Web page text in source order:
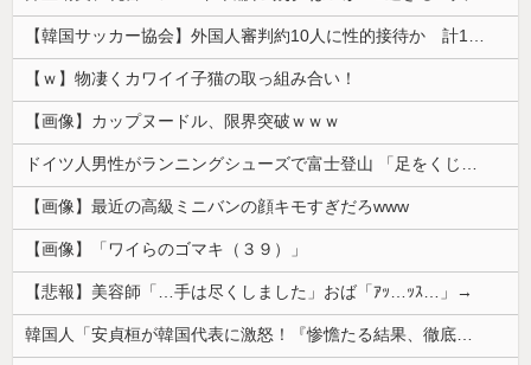
【韓国サッカー協会】外国人審判約10人に性的接待か 計1496回、約2億ウォン（約2200万円）
【ｗ】物凄くカワイイ子猫の取っ組み合い！
【画像】カップヌードル、限界突破ｗｗｗ
ドイツ人男性がランニングシューズで富士登山 「足をくじいて動けない」
【画像】最近の高級ミニバンの顔キモすぎだろwww
【画像】「ワイらのゴマキ（３９）」
【悲報】美容師「…手は尽くしました」おば「ｱｯ…ｯｽ…」→
韓国人「安貞桓が韓国代表に激怒！『惨憺たる結果、徹底的な刷新が必要だ』と監督や協会を痛烈批判」